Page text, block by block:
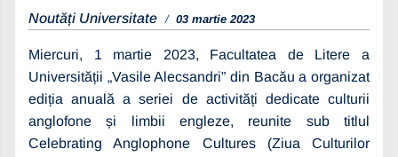
Noutăți Universitate
03 martie 2023
Miercuri, 1 martie 2023, Facultatea de Litere a
Universității „Vasile Alecsandri” din Bacău a organizat
ediția anuală a seriei de activități dedicate culturii
anglofone și limbii engleze, reunite sub titlul
Celebrating Anglophone Cultures (Ziua Culturilor